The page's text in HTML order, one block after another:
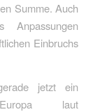
Summe. Auch
Einbruchs
jetzt ein
laut